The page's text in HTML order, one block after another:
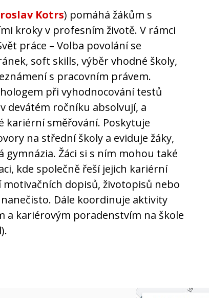
Kotrs) pomáhá žákům s
kroky v profesním životě. V rámci
práce – Volba povolání se
soft skills, výběr vhodné školy,
s pracovním právem.
při vyhodnocování testů
devátém ročníku absolvují, a
kariérní směřování. Poskytuje
na střední školy a eviduje žáky,
gymnázia. Žáci si s ním mohou také
kde společně řeší jejich kariérní
dopisů, životopisů nebo
Dále koordinuje aktivity
a kariérovým poradenstvím na škole